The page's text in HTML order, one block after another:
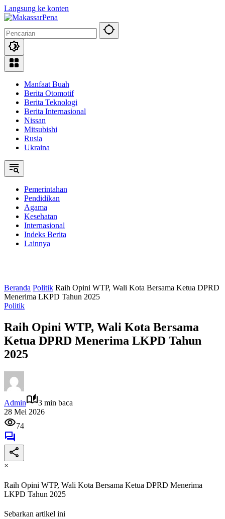
Langsung ke konten
Manfaat Buah
Berita Otomotif
Berita Teknologi
Berita Internasional
Nissan
Mitsubishi
Rusia
Ukraina
Pemerintahan
Pendidikan
Agama
Kesehatan
Internasional
Indeks Berita
Lainnya
Beranda Politik Raih Opini WTP, Wali Kota Bersama Ketua DPRD
Menerima LKPD Tahun 2025
Politik
Raih Opini WTP, Wali Kota Bersama
Ketua DPRD Menerima LKPD Tahun
2025
Admin
3 min baca
28 Mei 2026
74
×
Raih Opini WTP, Wali Kota Bersama Ketua DPRD Menerima
LKPD Tahun 2025
Sebarkan artikel ini